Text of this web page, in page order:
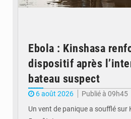
Ebola : Kinshasa
dispositif après
bateau suspect
6 août 2026
Publié à 09h45
Un vent de panique a soufflé sur